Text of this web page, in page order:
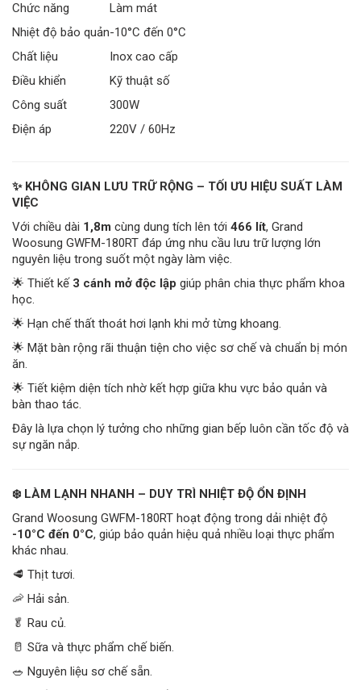
Chức năng
Làm mát
Nhiệt độ bảo quản-10°C đến 0°C
Chất liệu
Inox cao cấp
Điều khiển
Kỹ thuật số
Công suất
300W
Điện áp
220V / 60Hz
✨ KHÔNG GIAN LƯU TRỮ RỘNG – TỐI ƯU HIỆU SUẤT LÀM
VIỆC
Với chiều dài 1,8m cùng dung tích lên tới 466 lít, Grand
Woosung GWFM-180RT đáp ứng nhu cầu lưu trữ lượng lớn
nguyên liệu trong suốt một ngày làm việc.
🌟 Thiết kế 3 cánh mở độc lập giúp phân chia thực phẩm khoa
học.
🌟 Hạn chế thất thoát hơi lạnh khi mở từng khoang.
🌟 Mặt bàn rộng rãi thuận tiện cho việc sơ chế và chuẩn bị món
ăn.
🌟 Tiết kiệm diện tích nhờ kết hợp giữa khu vực bảo quản và
bàn thao tác.
Đây là lựa chọn lý tưởng cho những gian bếp luôn cần tốc độ và
sự ngăn nắp.
❄️ LÀM LẠNH NHANH – DUY TRÌ NHIỆT ĐỘ ỔN ĐỊNH
Grand Woosung GWFM-180RT hoạt động trong dải nhiệt độ
-10°C đến 0°C, giúp bảo quản hiệu quả nhiều loại thực phẩm
khác nhau.
🥩 Thịt tươi.
🦐 Hải sản.
🥬 Rau củ.
🥛 Sữa và thực phẩm chế biến.
🥗 Nguyên liệu sơ chế sẵn.